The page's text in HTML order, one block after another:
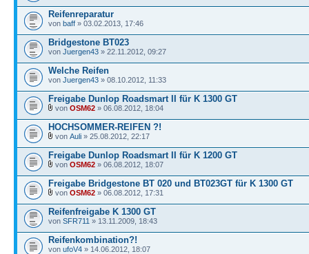
Reifenreparatur
von baff » 03.02.2013, 17:46
Bridgestone BT023
von Juergen43 » 22.11.2012, 09:27
Welche Reifen
von Juergen43 » 08.10.2012, 11:33
Freigabe Dunlop Roadsmart II für K 1300 GT
von OSM62 » 06.08.2012, 18:04
HOCHSOMMER-REIFEN ?!
von Auli » 25.08.2012, 22:17
Freigabe Dunlop Roadsmart II für K 1200 GT
von OSM62 » 06.08.2012, 18:07
Freigabe Bridgestone BT 020 und BT023GT für K 1300 GT
von OSM62 » 06.08.2012, 17:31
Reifenfreigabe K 1300 GT
von SFR711 » 13.11.2009, 18:43
Reifenkombination?!
von ufoV4 » 14.06.2012, 18:07